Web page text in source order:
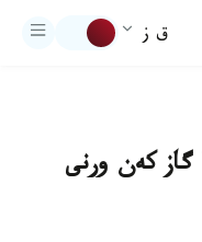
ق ز
گاز كەن ورنى